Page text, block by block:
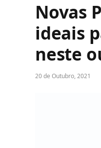
Novas
ideais
neste
20 de Outubro, 2021